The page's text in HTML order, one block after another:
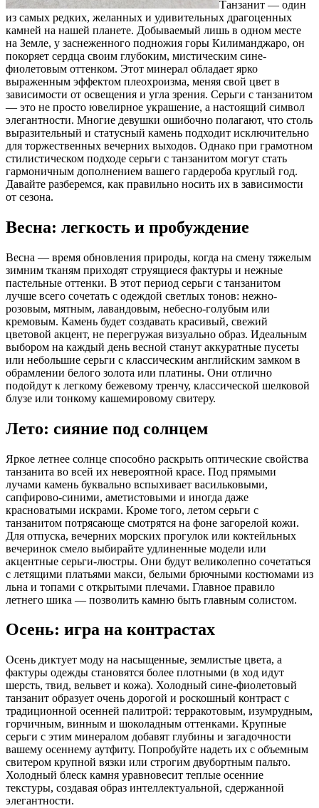
Танзанит — один
из самых редких, желанных и удивительных драгоценных
камней на нашей планете. Добываемый лишь в одном месте
на Земле, у заснеженного подножия горы Килиманджаро, он
покоряет сердца своим глубоким, мистическим сине-
фиолетовым оттенком. Этот минерал обладает ярко
выраженным эффектом плеохроизма, меняя свой цвет в
зависимости от освещения и угла зрения. Серьги с танзанитом
— это не просто ювелирное украшение, а настоящий символ
элегантности. Многие девушки ошибочно полагают, что столь
выразительный и статусный камень подходит исключительно
для торжественных вечерних выходов. Однако при грамотном
стилистическом подходе серьги с танзанитом могут стать
гармоничным дополнением вашего гардероба круглый год.
Давайте разберемся, как правильно носить их в зависимости
от сезона.
Весна: легкость и пробуждение
Весна — время обновления природы, когда на смену тяжелым
зимним тканям приходят струящиеся фактуры и нежные
пастельные оттенки. В этот период серьги с танзанитом
лучше всего сочетать с одеждой светлых тонов: нежно-
розовым, мятным, лавандовым, небесно-голубым или
кремовым. Камень будет создавать красивый, свежий
цветовой акцент, не перегружая визуально образ. Идеальным
выбором на каждый день весной станут аккуратные пусеты
или небольшие серьги с классическим английским замком в
обрамлении белого золота или платины. Они отлично
подойдут к легкому бежевому тренчу, классической шелковой
блузе или тонкому кашемировому свитеру.
Лето: сияние под солнцем
Яркое летнее солнце способно раскрыть оптические свойства
танзанита во всей их невероятной красе. Под прямыми
лучами камень буквально вспыхивает васильковыми,
сапфирово-синими, аметистовыми и иногда даже
красноватыми искрами. Кроме того, летом серьги с
танзанитом потрясающе смотрятся на фоне загорелой кожи.
Для отпуска, вечерних морских прогулок или коктейльных
вечеринок смело выбирайте удлиненные модели или
акцентные серьги-люстры. Они будут великолепно сочетаться
с летящими платьями макси, белыми брючными костюмами из
льна и топами с открытыми плечами. Главное правило
летнего шика — позволить камню быть главным солистом.
Осень: игра на контрастах
Осень диктует моду на насыщенные, землистые цвета, а
фактуры одежды становятся более плотными (в ход идут
шерсть, твид, вельвет и кожа). Холодный сине-фиолетовый
танзанит образует очень дорогой и роскошный контраст с
традиционной осенней палитрой: терракотовым, изумрудным,
горчичным, винным и шоколадным оттенками. Крупные
серьги с этим минералом добавят глубины и загадочности
вашему осеннему аутфиту. Попробуйте надеть их с объемным
свитером крупной вязки или строгим двубортным пальто.
Холодный блеск камня уравновесит теплые осенние
текстуры, создавая образ интеллектуальной, сдержанной
элегантности.